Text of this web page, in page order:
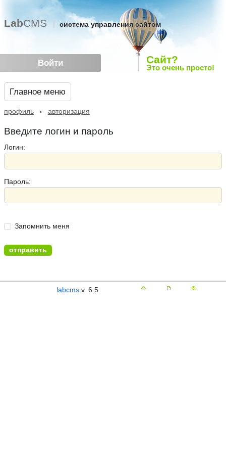
Войти
LabCMS система управления сайтом
Сайт?
Это очень просто!
Главное меню
профиль авторизация
Введите логин и пароль
Логин:
Пароль:
Запомнить меня
labcms v. 6.5